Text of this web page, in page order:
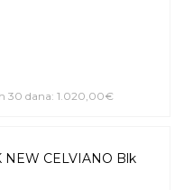
30 dana: 1.020,00€
NEW CELVIANO Blk